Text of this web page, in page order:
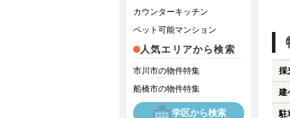
採
建
駐
カウンターキッチン
ペット可能マンション
人気エリアから検索
市川市の物件特集
船橋市の物件特集
学区から検索